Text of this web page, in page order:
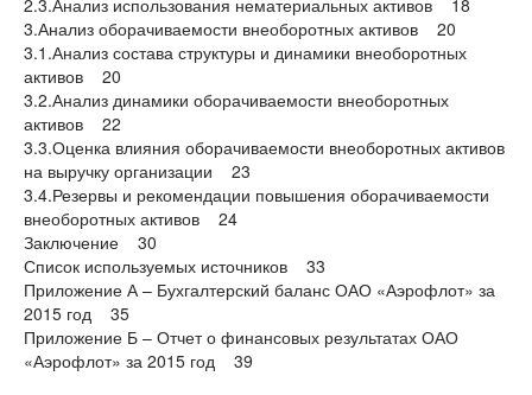
2.3.Анализ использования нематериальных активов 18
3.Анализ оборачиваемости внеоборотных активов 20
3.1.Анализ состава структуры и динамики внеоборотных
активов 20
3.2.Анализ динамики оборачиваемости внеоборотных
активов 22
3.3.Оценка влияния оборачиваемости внеоборотных активов
на выручку организации 23
3.4.Резервы и рекомендации повышения оборачиваемости
внеоборотных активов 24
Заключение 30
Список используемых источников 33
Приложение А – Бухгалтерский баланс ОАО «Аэрофлот» за
2015 год 35
Приложение Б – Отчет о финансовых результатах ОАО
«Аэрофлот» за 2015 год 39